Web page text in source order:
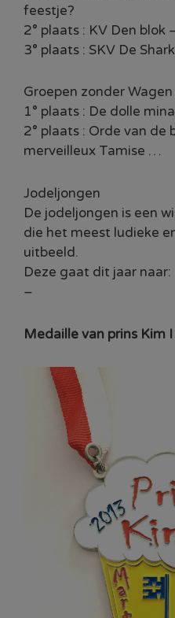
feestje?
2° plaats : KV Den blok
3° plaats : SKV De
Groepen zonder Wagen
1° plaats : De dolle
2° plaats : Orde van de
merveilleux Tamise …
Jodeljongen
De jodeljongen is een
die het meest ludieke
uitbeeld.
Deze gaat dit jaar naar:
–
Medaille van prins Kim I